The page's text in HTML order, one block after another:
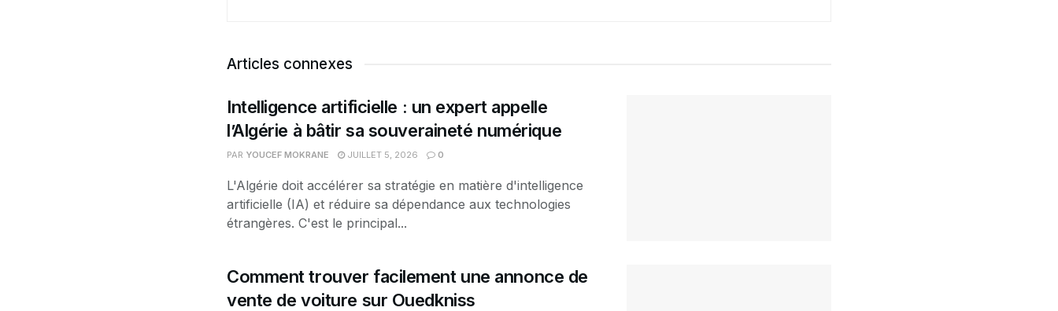
Articles connexes
Intelligence artificielle : un expert appelle
l’Algérie à bâtir sa souveraineté numérique
PAR YOUCEF MOKRANE JUILLET 5, 2026 0
L'Algérie doit accélérer sa stratégie en matière d'intelligence
artificielle (IA) et réduire sa dépendance aux technologies
étrangères. C'est le principal...
Comment trouver facilement une annonce de
vente de voiture sur Ouedkniss